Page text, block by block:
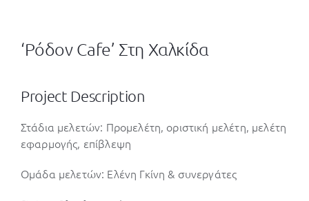
‘Ρόδον Cafe’ Στη Χαλκίδα
Project Description
Στάδια μελετών: Προμελέτη, οριστική μελέτη, μελέτη
εφαρμογής, επίβλεψη
Ομάδα μελετών: Ελένη Γκίνη & συνεργάτες